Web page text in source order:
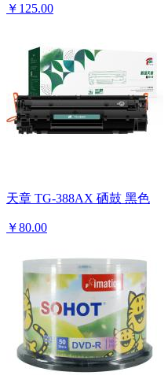
￥125.00
天章 TG-388AX 硒鼓 黑色
￥80.00